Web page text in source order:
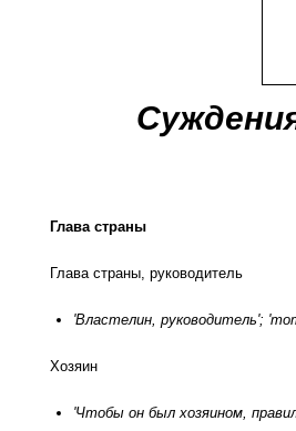
Глава страны
Глава страны, руководитель
'Властелин, руководитель';
Хозяин
'Чтобы он был хозяином,